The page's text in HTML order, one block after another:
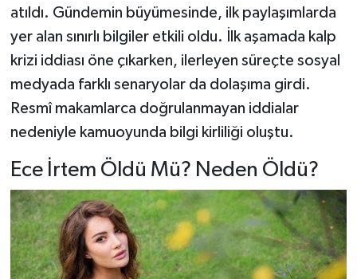
atıldı. Gündemin büyümesinde, ilk paylaşımlarda
yer alan sınırlı bilgiler etkili oldu. İlk aşamada kalp
krizi iddiası öne çıkarken, ilerleyen süreçte sosyal
medyada farklı senaryolar da dolaşıma girdi.
Resmî makamlarca doğrulanmayan iddialar
nedeniyle kamuoyunda bilgi kirliliği oluştu.
Ece İrtem Öldü Mü? Neden Öldü?